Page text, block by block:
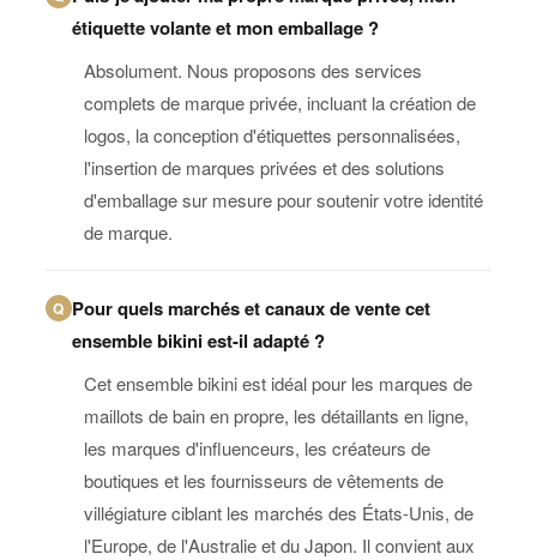
étiquette volante et mon emballage ?
Absolument. Nous proposons des services
complets de marque privée, incluant la création de
logos, la conception d'étiquettes personnalisées,
l'insertion de marques privées et des solutions
d'emballage sur mesure pour soutenir votre identité
de marque.
Q Pour quels marchés et canaux de vente cet
ensemble bikini est-il adapté ?
Cet ensemble bikini est idéal pour les marques de
maillots de bain en propre, les détaillants en ligne,
les marques d'influenceurs, les créateurs de
boutiques et les fournisseurs de vêtements de
villégiature ciblant les marchés des États-Unis, de
l'Europe, de l'Australie et du Japon. Il convient aux